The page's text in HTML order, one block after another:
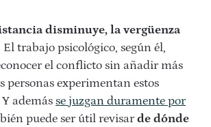
disminuye, la vergüenza
El trabajo psicológico, según él,
el conflicto sin añadir más
personas experimentan estos
además se juzgan duramente por
puede ser útil revisarde dónde